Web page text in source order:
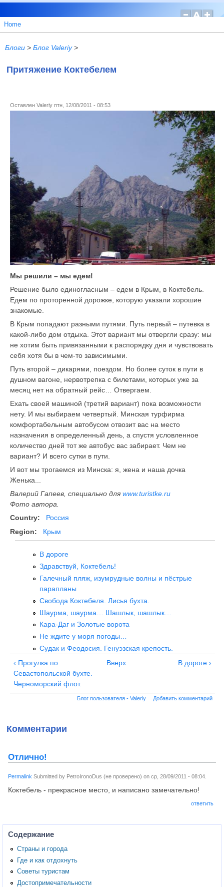
Home
Блоги > Блог Valeriy>
Притяжение Коктебелем
Оставлен Valeriy птн, 12/08/2011 - 08:53
Мы решили – мы едем!
Решение было единогласным – едем в Крым, в Коктебель.
Едем по проторенной дорожке, которую указали хорошие
знакомые.
В Крым попадают разными путями. Путь первый – путевка в
какой-либо дом отдыха. Этот вариант мы отвергли сразу: мы
не хотим быть привязанными к распорядку дня и чувствовать
себя хотя бы в чем-то зависимыми.
Путь второй – дикарями, поездом. Но более суток в пути в
душном вагоне, нервотрепка с билетами, которых уже за
месяц нет на обратный рейс… Отвергаем.
Ехать своей машиной (третий вариант) пока возможности
нету. И мы выбираем четвертый. Минская турфирма
комфортабельным автобусом отвозит вас на место
назначения в определенный день, а спустя условленное
количество дней тот же автобус вас забирает. Чем не
вариант? И всего сутки в пути.
И вот мы трогаемся из Минска: я, жена и наша дочка
Женька...
Валерий Гапеев, специально для www.turistke.ru
Фото автора.
Country:
Россия
Region:
Крым
В дороге
Здравствуй, Коктебель!
Галечный пляж, изумрудные волны и пёстрые
парапланы
Свобода Коктебеля. Лисья бухта.
Шаурма, шаурма… Шашлык, шашлык…
Кара-Даг и Золотые ворота
Не ждите у моря погоды…
Судак и Феодосия. Генуэзская крепость.
‹ Прогулка по
Севастопольской бухте.
Черноморский флот.
Вверх В дороге ›
Блог пользователя - Valeriy Добавить комментарий
Комментарии
Отлично!
Permalink Submitted by PetroIronoDus (не проверено) on ср, 28/09/2011 - 08:04
Коктебель - прекрасное место, и написано замечательно!
ответить
Содержание
Страны и города
Где и как отдохнуть
Советы туристам
Достопримечательности